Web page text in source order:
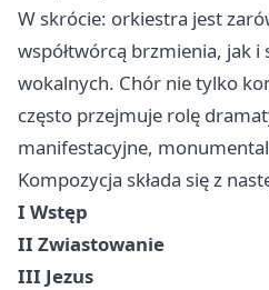
W skrócie: orkiestra jest
współtwórcą brzmienia, jak i
wokalnych. Chór nie tylko
często przejmuje rolę
manifestacyjne,
Kompozycja składa się z
I Wstęp
II Zwiastowanie
III Jezus